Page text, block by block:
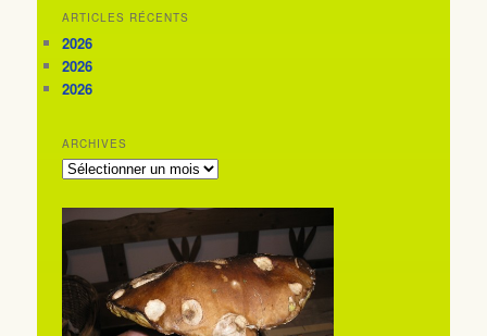
ARTICLES RÉCENTS
2026
2026
2026
ARCHIVES
ARCHIVES